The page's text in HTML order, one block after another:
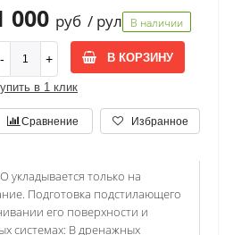
000 руб / рул В наличии
В КОРЗИНУ
в 1 клик
Сравнение Избранное
Характеристики
укладывается только на
Подготовка подстилающего
его поверхности и
системах: В дренажных